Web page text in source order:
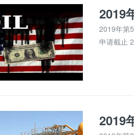
2019年第
申请截止
2019